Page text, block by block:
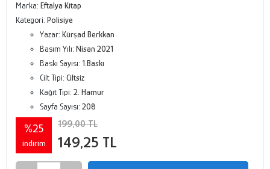
Marka: Eftalya Kitap
Kategori: Polisiye
Yazar: Kürşad Berkkan
Basım Yılı: Nisan 2021
Baskı Sayısı: 1.Baskı
Cilt Tipi: Ciltsiz
Kağıt Tipi: 2. Hamur
Sayfa Sayısı: 208
%25
indirim
199,00 TL
149,25 TL